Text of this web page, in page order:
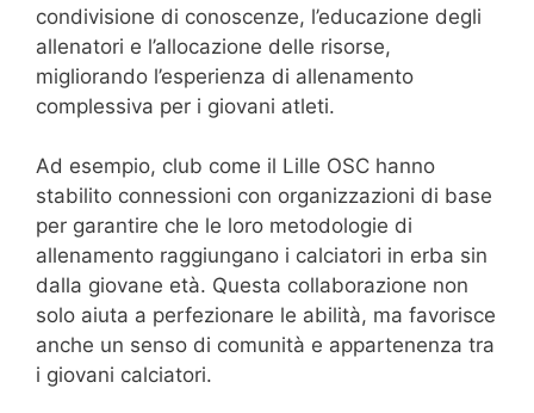
condivisione di conoscenze, l’educazione degli
allenatori e l’allocazione delle risorse,
migliorando l’esperienza di allenamento
complessiva per i giovani atleti.
Ad esempio, club come il Lille OSC hanno
stabilito connessioni con organizzazioni di base
per garantire che le loro metodologie di
allenamento raggiungano i calciatori in erba sin
dalla giovane età. Questa collaborazione non
solo aiuta a perfezionare le abilità, ma favorisce
anche un senso di comunità e appartenenza tra
i giovani calciatori.